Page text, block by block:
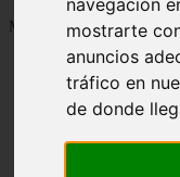
mostrarte
anuncios
tráfico en
de donde
Mostrando 1 - 24 de 1287